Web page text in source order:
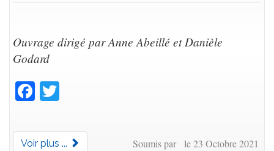
Ouvrage dirigé par Anne Abeillé et Danièle
Godard
Facebook
Voir plus ... Soumis par le 23 Octobre 2021